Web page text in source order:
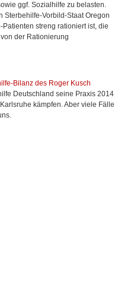
ggf. Sozialhilfe zu belasten.
Sterbehilfe-Vorbild-Staat Oregon
streng rationiert ist, die
der Rationierung
Bilanz des Roger Kusch
Deutschland seine Praxis 2014
kämpfen. Aber viele Fälle